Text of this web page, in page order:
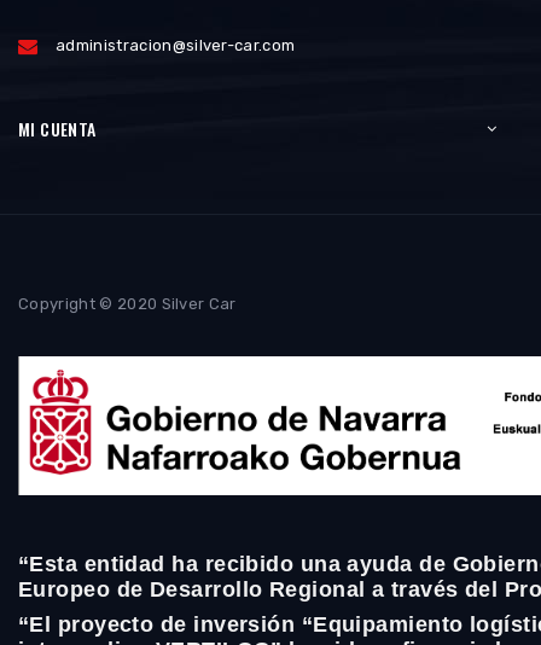
administracion@silver-car.com
MI CUENTA
Copyright © 2020 Silver Car
“Esta entidad ha recibido una ayuda de
Europeo de Desarrollo Regional a través del
“El proyecto de inversión “Equipamiento